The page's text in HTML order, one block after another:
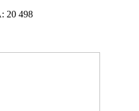
20 498